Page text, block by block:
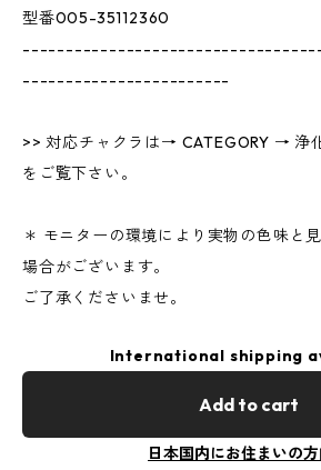
型番005-35112360
------------------------
>> 対応チャクラは→ CATEGORY → 浄
をご覧下さい。
＊ モニターの環境により実物の色味と
場合がございます。
ご了承くださいませ。
International shipping
Add to cart
日本国内にお住まいの